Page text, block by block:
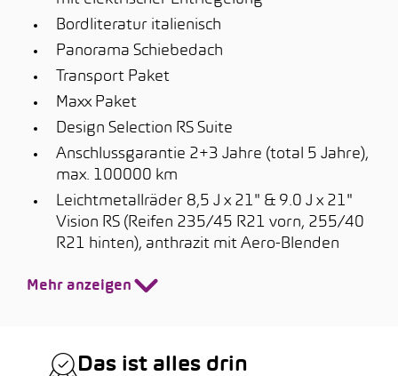
Bordliteratur italienisch
Panorama Schiebedach
Transport Paket
Maxx Paket
Design Selection RS Suite
Anschlussgarantie 2+3 Jahre (total 5 Jahre),
max. 100000 km
Leichtmetallräder 8,5 J x 21" & 9.0 J x 21"
Vision RS (Reifen 235/45 R21 vorn, 255/40
R21 hinten), anthrazit mit Aero-Blenden
Mehr anzeigen
Das ist alles drin